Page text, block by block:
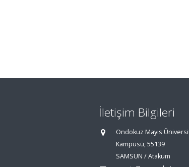
İletişim Bilgileri
Ondokuz Mayıs
Kampüsü, 55139
SAMSUN / Atakum